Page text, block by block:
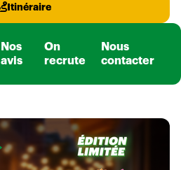
Itinéraire
Nos
avis
On
recrute
Nous
contacter